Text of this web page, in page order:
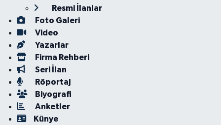
Resmi İlanlar
Foto Galeri
Video
Yazarlar
Firma Rehberi
Seri İlan
Röportaj
Biyografi
Anketler
Künye